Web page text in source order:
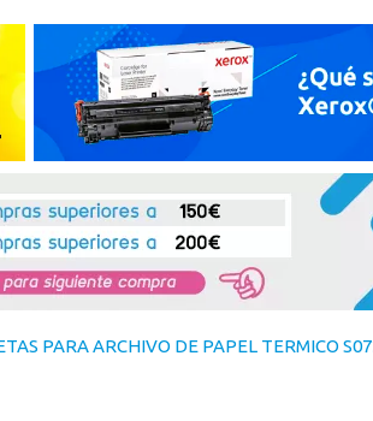
PARA ARCHIVO DE PAPEL TERMICO